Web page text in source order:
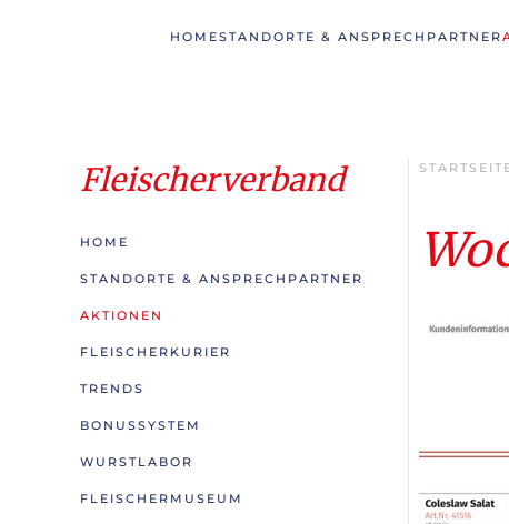
HOMESTANDORTE & ANSPRECHPARTNER
Fleischerverband
HOME
STANDORTE & ANSPRECHPARTNER
AKTIONEN
FLEISCHERKURIER
TRENDS
BONUSSYSTEM
WURSTLABOR
FLEISCHERMUSEUM